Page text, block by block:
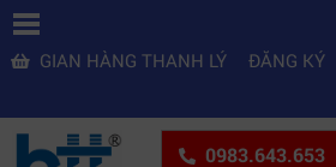
GIAN HÀNG THANH LÝ ĐĂNG KÝ
0983.643.653